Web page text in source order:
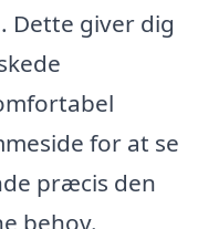
Dette giver dig
for at se
præcis den
behov.